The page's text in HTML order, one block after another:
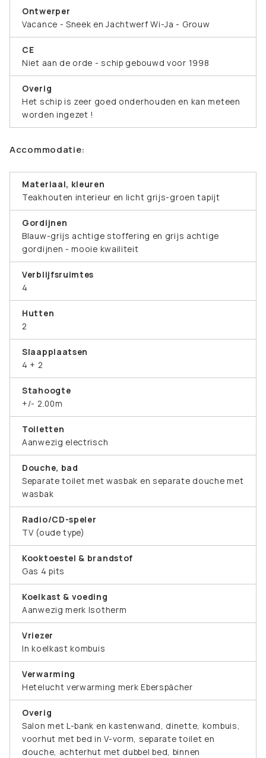
Ontwerper
Vacance - Sneek en Jachtwerf Wi-Ja - Grouw
CE
Niet aan de orde - schip gebouwd voor 1998
Overig
Het schip is zeer goed onderhouden en kan meteen
worden ingezet !
Accommodatie:
Materiaal, kleuren
Teakhouten interieur en licht grijs-groen tapijt
Gordijnen
Blauw-grijs achtige stoffering en grijs achtige
gordijnen - mooie kwailiteit
Verblijfsruimtes
4
Hutten
2
Slaapplaatsen
4 + 2
Stahoogte
+/- 2.00m
Toiletten
Aanwezig electrisch
Douche, bad
Separate toilet met wasbak en separate douche met
wasbak
Radio/CD-speler
TV (oude type)
Kooktoestel & brandstof
Gas 4 pits
Koelkast & voeding
Aanwezig merk Isotherm
Vriezer
In koelkast kombuis
Verwarming
Hetelucht verwarming merk Eberspächer
Overig
Salon met L-bank en kastenwand, dinette, kombuis,
voorhut met bed in V-vorm, separate toilet en
douche, achterhut met dubbel bed, binnen